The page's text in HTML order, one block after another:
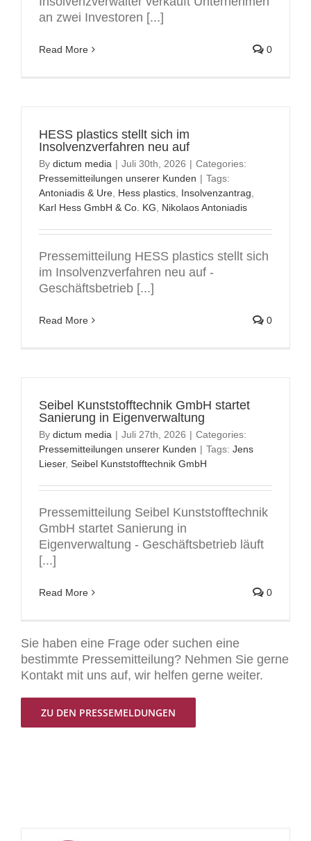
an zwei Investoren [...]
Read More 0
HESS plastics stellt sich im
Insolvenzverfahren neu auf
By dictum media | Juli 30th, 2026 | Categories:
Pressemitteilungen unserer Kunden | Tags:
Antoniadis & Ure Hess plastics Insolvenzantrag
Karl Hess GmbH & Co. KG
Nikolaos Antoniadis
Pressemitteilung HESS plastics stellt sich
im Insolvenzverfahren neu auf -
Geschäftsbetrieb [...]
Read More 0
Seibel Kunststofftechnik GmbH startet
Sanierung in Eigenverwaltung
By dictum media | Juli 27th, 2026 | Categories:
Pressemitteilungen unserer Kunden | Tags: Jens
Lieser, Seibel Kunststofftechnik GmbH
Pressemitteilung Seibel Kunststofftechnik
GmbH startet Sanierung in
Eigenverwaltung - Geschäftsbetrieb läuft
[...]
Read More 0
Sie haben eine Frage oder suchen eine
bestimmte Pressemitteilung? Nehmen Sie gerne
Kontakt mit uns auf, wir helfen gerne weiter.
ZU DEN PRESSEMELDUNGEN